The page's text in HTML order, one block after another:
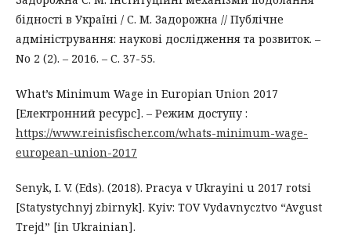
бідності в Україні / С. М. Задорожна // Публічне
адміністрування: наукові дослідження та розвиток. –
No 2 (2). – 2016. – С. 37-55.
What’s Minimum Wage in Europian Union 2017
[Електронний ресурс]. – Режим доступу :
https://www.reinisfischer.com/whats-minimum-wage-
european-union-2017
Senyk, I. V. (Eds). (2018). Pracya v Ukrayini u 2017 rotsi
[Statystychnyj zbirnyk]. Kyiv: TOV Vydavnycztvo “Avgust
Trejd” [in Ukrainian].